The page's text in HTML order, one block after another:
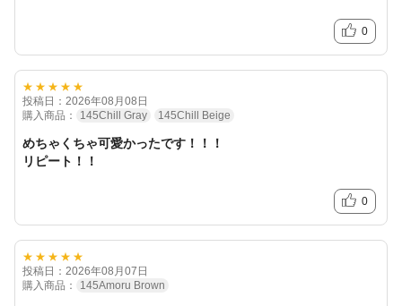
0
★★★★★
投稿日：2026年08月08日
購入商品：
145Chill Gray 145Chill Beige
めちゃくちゃ可愛かったです！！！
リピート！！
0
★★★★★
投稿日：2026年08月07日
購入商品：
145Amoru Brown